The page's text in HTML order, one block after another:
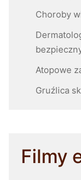
Choroby
Atopowe
Gruźlica
Filmy